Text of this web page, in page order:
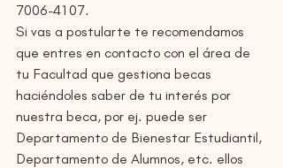
7006-4107.
Si vas a postularte te recomendamos
que entres en contacto con el área de
tu Facultad que gestiona becas
haciéndoles saber de tu interés por
nuestra beca, por ej. puede ser
Departamento de Bienestar Estudiantil,
Departamento de Alumnos, etc. ellos